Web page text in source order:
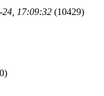
24, 17:09:32 (10429)